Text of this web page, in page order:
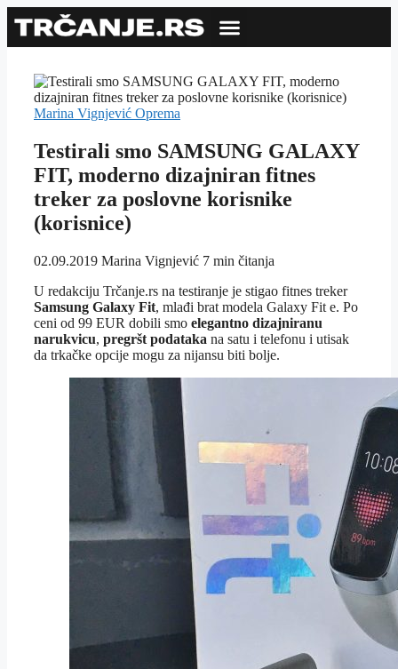
Marina Vignjević Oprema
Testirali smo SAMSUNG GALAXY
FIT, moderno dizajniran fitnes
treker za poslovne korisnike
(korisnice)
02.09.2019 Marina Vignjević 7 min čitanja
U redakciju Trčanje.rs na testiranje je stigao fitnes treker
Samsung Galaxy Fit, mlađi brat modela Galaxy Fit e. Po
ceni od 99 EUR dobili smo elegantno dizajniranu
narukvicu, pregršt podataka na satu i telefonu i utisak
da trkačke opcije mogu za nijansu biti bolje.